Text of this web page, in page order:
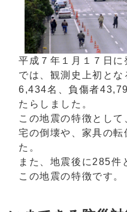
平成７年１月１７日に
では、観測史上初と
6,434名、負傷者
たらしました。
この地震の特徴とし
宅の倒壊や、家具の
た。
また、地震後に285件
この地震の特徴です。